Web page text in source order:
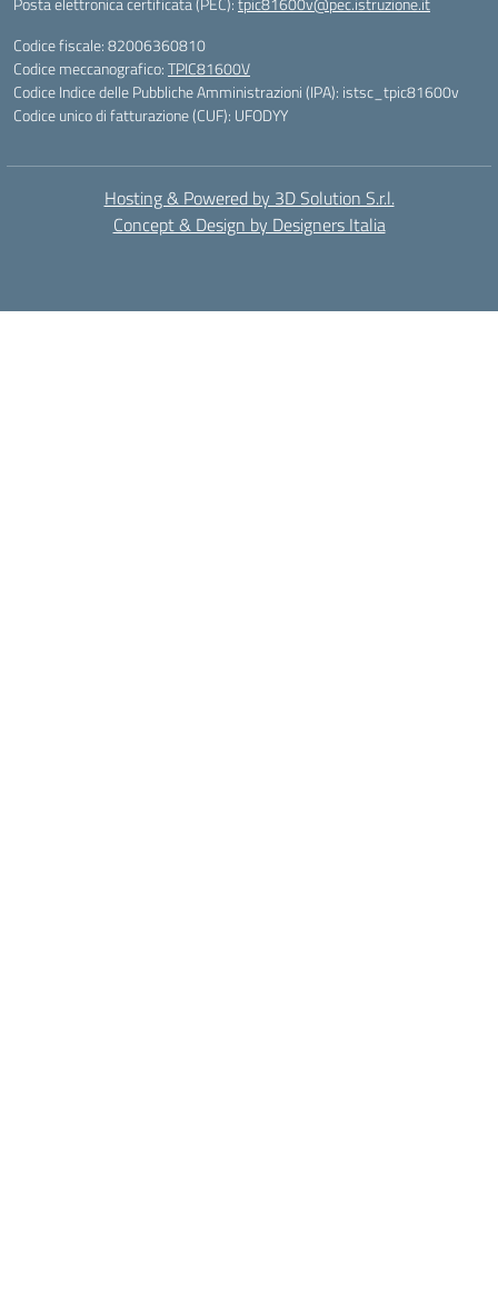
Codice fiscale: 82006360810
Codice meccanografico:TPIC81600V
Codice Indice delle Pubbliche Amministrazioni (IPA): istsc_tpic81600v
Codice unico di fatturazione (CUF): UFODYY
Hosting & Powered by 3D Solution S.r.l.
Concept & Design by Designers Italia